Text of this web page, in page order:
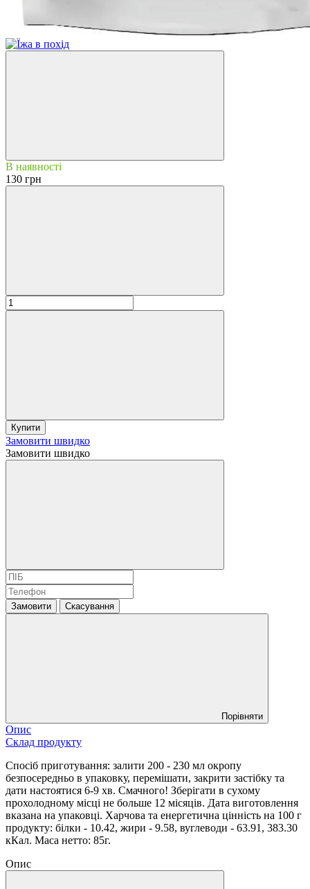
В наявності
130 грн
Купити
Замовити швидко
Замовити швидко
Замовити Скасування
Порівняти
Опис
Склад продукту
Спосіб приготування: залити 200 - 230 мл окропу
безпосередньо в упаковку, перемішати, закрити застібку та
дати настоятися 6-9 хв. Смачного! Зберігати в сухому
прохолодному місці не больше 12 місяців. Дата виготовлення
вказана на упаковці. Харчова та енергетична цінність на 100 г
продукту: білки - 10.42, жири - 9.58, вуглеводи - 63.91, 383.30
кКал. Маса нетто: 85г.
Опис